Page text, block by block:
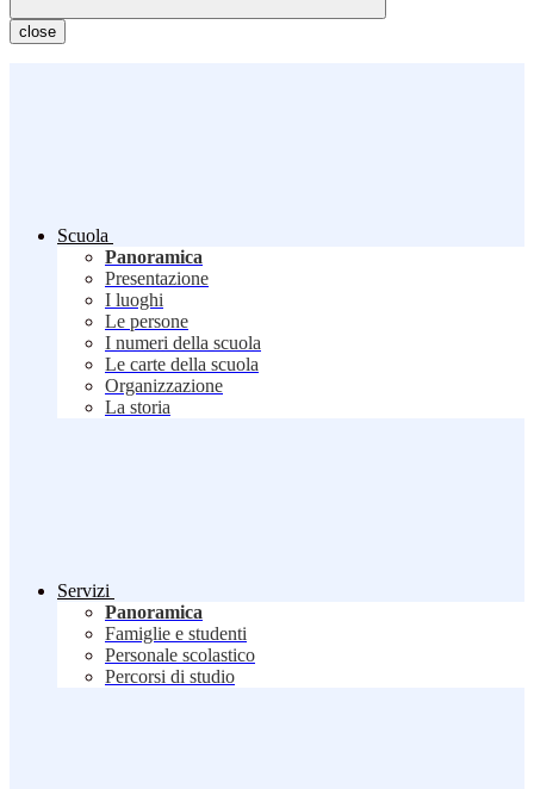
close
Scuola
Panoramica
Presentazione
I luoghi
Le persone
I numeri della scuola
Le carte della scuola
Organizzazione
La storia
Servizi
Panoramica
Famiglie e studenti
Personale scolastico
Percorsi di studio